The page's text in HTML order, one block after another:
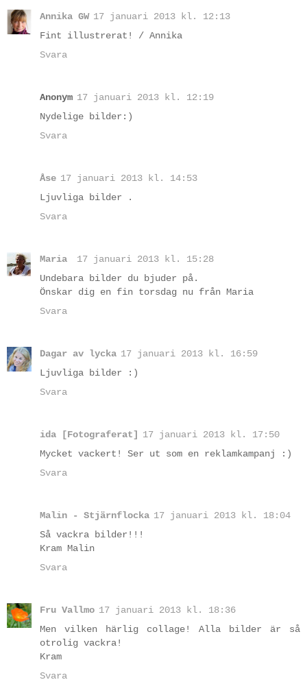
Annika GW 17 januari 2013 kl. 12:13
Fint illustrerat! / Annika
Svara
Anonym 17 januari 2013 kl. 12:19
Nydelige bilder:)
Svara
Åse 17 januari 2013 kl. 14:53
Ljuvliga bilder .
Svara
Maria
17 januari 2013 kl. 15:28
Undebara bilder du bjuder på.
Önskar dig en fin torsdag nu från Maria
Svara
Dagar av lycka 17 januari 2013 kl. 16:59
Ljuvliga bilder :)
Svara
ida [Fotograferat]
17 januari 2013 kl. 17:50
Mycket vackert! Ser ut som en reklamkampanj :)
Svara
Malin - Stjärnflocka 17 januari 2013 kl. 18:04
Så vackra bilder!!!
Kram Malin
Svara
Fru Vallmo 17 januari 2013 kl. 18:36
Men vilken härlig collage! Alla bilder är så
otrolig vackra!
Kram
Svara